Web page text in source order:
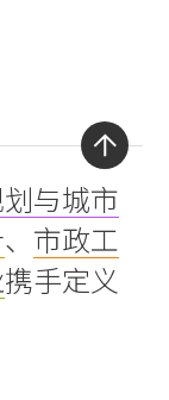
与城市
、 市政工
携手定义
Back
to
top